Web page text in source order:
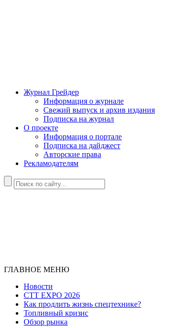
Журнал Грейдер
Информация о журнале
Свежий выпуск и архив издания
Подписка на журнал
О проекте
Информация о портале
Подписка на дайджест
Авторские права
Рекламодателям
ГЛАВНОЕ МЕНЮ
Новости
CTT EXPO 2026
Как продлить жизнь спецтехнике?
Топливный кризис
Обзор рынка